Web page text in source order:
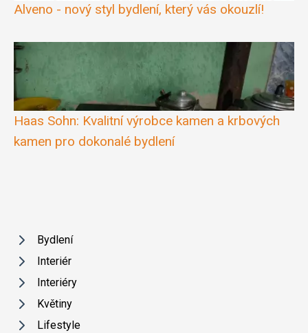
Alveno - nový styl bydlení, který vás okouzlí!
Haas Sohn: Kvalitní výrobce kamen a krbových
kamen pro dokonalé bydlení
Bydlení
Interiér
Interiéry
Květiny
Lifestyle